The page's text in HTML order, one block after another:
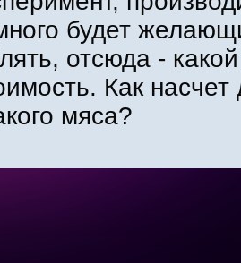
будет
отсюда - какой
Как
мяса?